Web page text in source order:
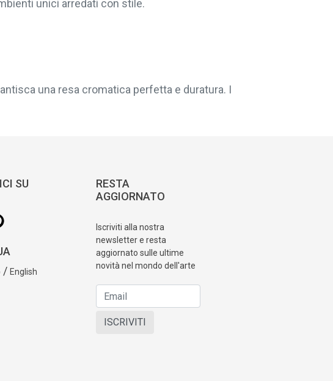
unici arredati con stile.
una resa cromatica perfetta e duratura. I
SU
/English
RESTA
AGGIORNATO
Iscriviti alla nostra
newsletter e resta
aggiornato sulle ultime
novità nel mondo dell'arte
ISCRIVITI